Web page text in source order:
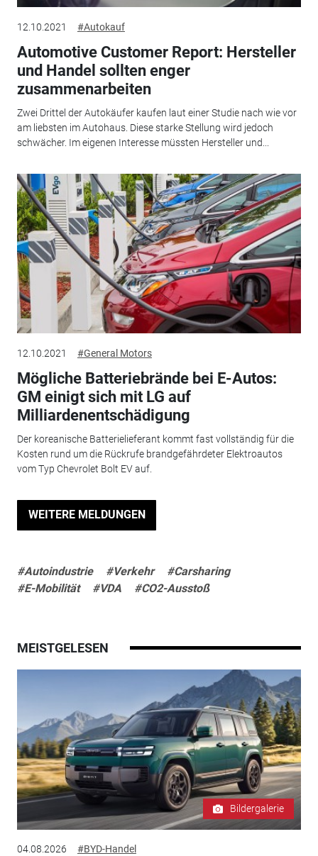
12.10.2021 #Autokauf
Automotive Customer Report: Hersteller
und Handel sollten enger
zusammenarbeiten
Zwei Drittel der Autokäufer kaufen laut einer Studie nach wie vor
am liebsten im Autohaus. Diese starke Stellung wird jedoch
schwächer. Im eigenen Interesse müssten Hersteller und...
12.10.2021 #General Motors
Mögliche Batteriebrände bei E-Autos:
GM einigt sich mit LG auf
Milliardenentschädigung
Der koreanische Batterielieferant kommt fast vollständig für die
Kosten rund um die Rückrufe brandgefährdeter Elektroautos
vom Typ Chevrolet Bolt EV auf.
WEITERE MELDUNGEN
#Autoindustrie #Verkehr
#Carsharing
#E-Mobilität
#VDA #CO2-Ausstoß
MEISTGELESEN
Bildergalerie
04.08.2026 #BYD-Handel